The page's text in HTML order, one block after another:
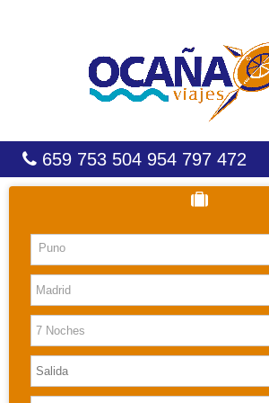
659 753 504 954 797 472
HOTELES
COSTAS
CARIBE
CANARIAS
BALEARES
Puno